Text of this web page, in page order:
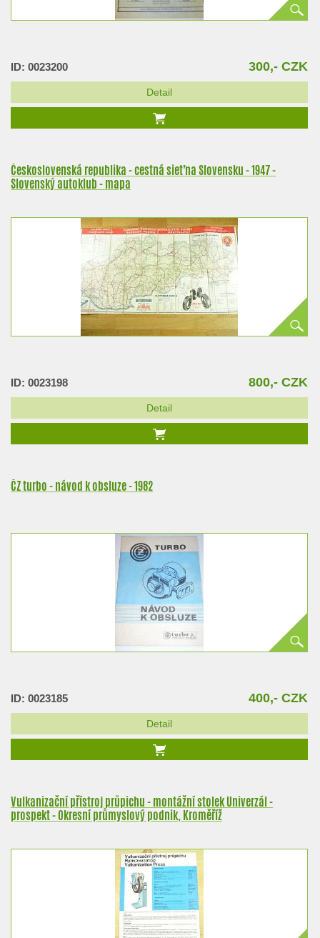
ID: 0023200 300,- CZK
Detail
Československá republika - cestná sieť na Slovensku - 1947 -
Slovenský autoklub - mapa
ID: 0023198 800,- CZK
Detail
ČZ turbo - návod k obsluze - 1982
ID: 0023185 400,- CZK
Detail
Vulkanizační přístroj průpichu - montážní stolek Univerzál -
prospekt - Okresní průmyslový podnik, Kroměříž